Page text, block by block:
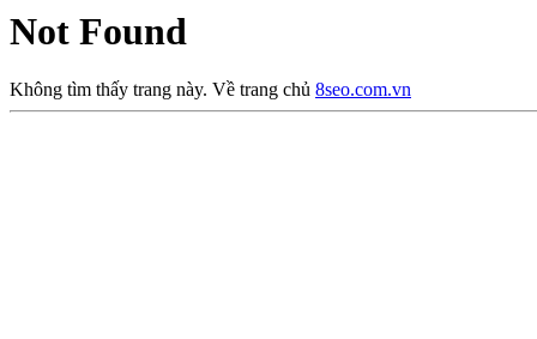
Not Found
Không tìm thấy trang này. Về trang chủ 8seo.com.vn